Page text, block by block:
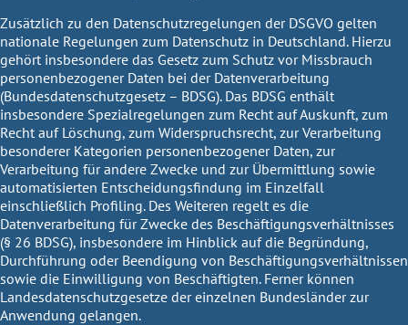
Zusätzlich zu den Datenschutzregelungen der DSGVO gelten
nationale Regelungen zum Datenschutz in Deutschland. Hierzu
gehört insbesondere das Gesetz zum Schutz vor Missbrauch
personenbezogener Daten bei der Datenverarbeitung
(Bundesdatenschutzgesetz – BDSG). Das BDSG enthält
insbesondere Spezialregelungen zum Recht auf Auskunft, zum
Recht auf Löschung, zum Widerspruchsrecht, zur Verarbeitung
besonderer Kategorien personenbezogener Daten, zur
Verarbeitung für andere Zwecke und zur Übermittlung sowie
automatisierten Entscheidungsfindung im Einzelfall
einschließlich Profiling. Des Weiteren regelt es die
Datenverarbeitung für Zwecke des Beschäftigungsverhältnisses
(§ 26 BDSG), insbesondere im Hinblick auf die Begründung,
Durchführung oder Beendigung von Beschäftigungsverhältnissen
sowie die Einwilligung von Beschäftigten. Ferner können
Landesdatenschutzgesetze der einzelnen Bundesländer zur
Anwendung gelangen.